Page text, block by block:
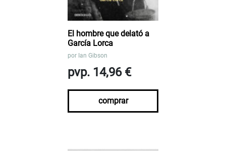
El hombre que delató a
García Lorca
por Ian Gibson
pvp. 14,96 €
comprar